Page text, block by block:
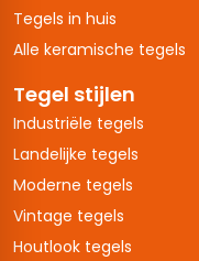
Tegels in huis
Alle keramische tegels
Tegel stijlen
Industriële tegels
Landelijke tegels
Moderne tegels
Vintage tegels
Houtlook tegels